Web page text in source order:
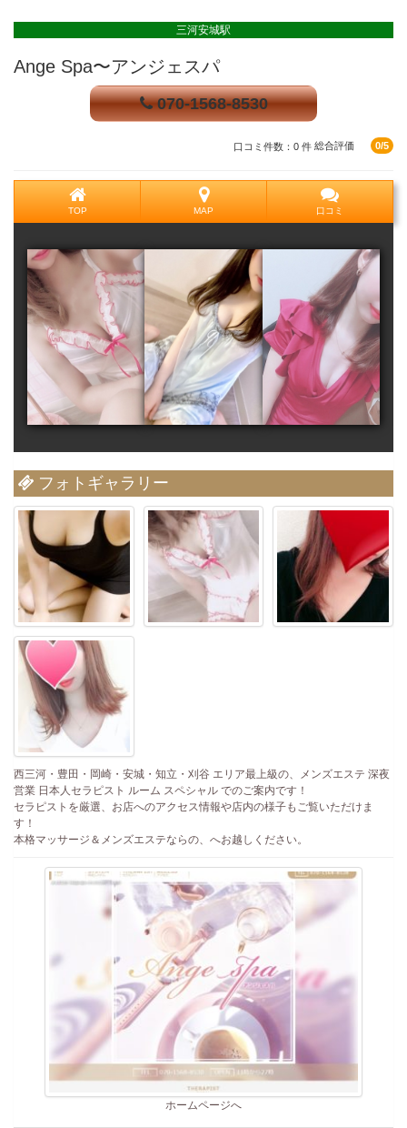
三河安城駅
Ange Spa〜アンジェスパ
070-1568-8530
口コミ件数：0 件 総合評価 0/5
TOP MAP 口コミ
フォトギャラリー
西三河・豊田・岡崎・安城・知立・刈谷 エリア最上級の、メンズエステ 深夜
営業 日本人セラピスト ルーム スペシャル でのご案内です！
セラピストを厳選、お店へのアクセス情報や店内の様子もご覧いただけま
す！
本格マッサージ＆メンズエステならの、へお越しください。
ホームページへ